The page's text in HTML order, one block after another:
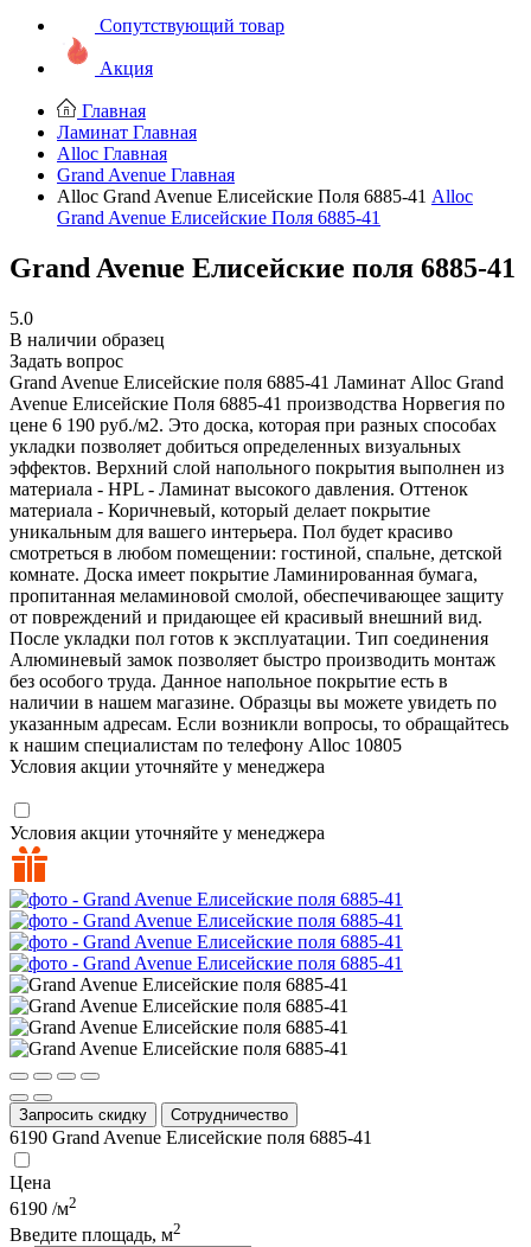
Сопутствующий товар
Акция
Главная
Ламинат Главная
Alloc Главная
Grand Avenue Главная
Alloc Grand Avenue Елисейские Поля 6885-41 Alloc
Grand Avenue Елисейские Поля 6885-41
Grand Avenue Елисейские поля 6885-41
5.0
В наличии образец
Задать вопрос
Grand Avenue Елисейские поля 6885-41 Ламинат Alloc Grand
Avenue Елисейские Поля 6885-41 производства Норвегия по
цене 6 190 руб./м2. Это доска, которая при разных способах
укладки позволяет добиться определенных визуальных
эффектов. Верхний слой напольного покрытия выполнен из
материала - HPL - Ламинат высокого давления. Оттенок
материала - Коричневый, который делает покрытие
уникальным для вашего интерьера. Пол будет красиво
смотреться в любом помещении: гостиной, спальне, детской
комнате. Доска имеет покрытие Ламинированная бумага,
пропитанная меламиновой смолой, обеспечивающее защиту
от повреждений и придающее ей красивый внешний вид.
После укладки пол готов к эксплуатации. Тип соединения
Алюминевый замок позволяет быстро производить монтаж
без особого труда. Данное напольное покрытие есть в
наличии в нашем магазине. Образцы вы можете увидеть по
указанным адресам. Если возникли вопросы, то обращайтесь
к нашим специалистам по телефону Alloc 10805
Условия акции уточняйте у менеджера
Условия акции уточняйте у менеджера
Запросить скидку Сотрудничество
6190 Grand Avenue Елисейские поля 6885-41
Цена
6190 /м2
Введите площадь, м2